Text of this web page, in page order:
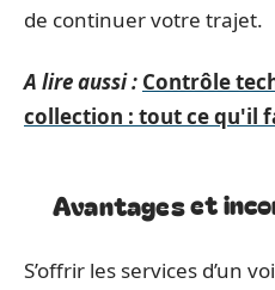
de continuer votre trajet.
A lire aussi : Contrôle
collection : tout ce qu'il
Avantages et
S’offrir les services d’un